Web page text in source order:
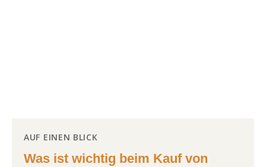
AUF EINEN BLICK
Was ist wichtig beim Kauf von